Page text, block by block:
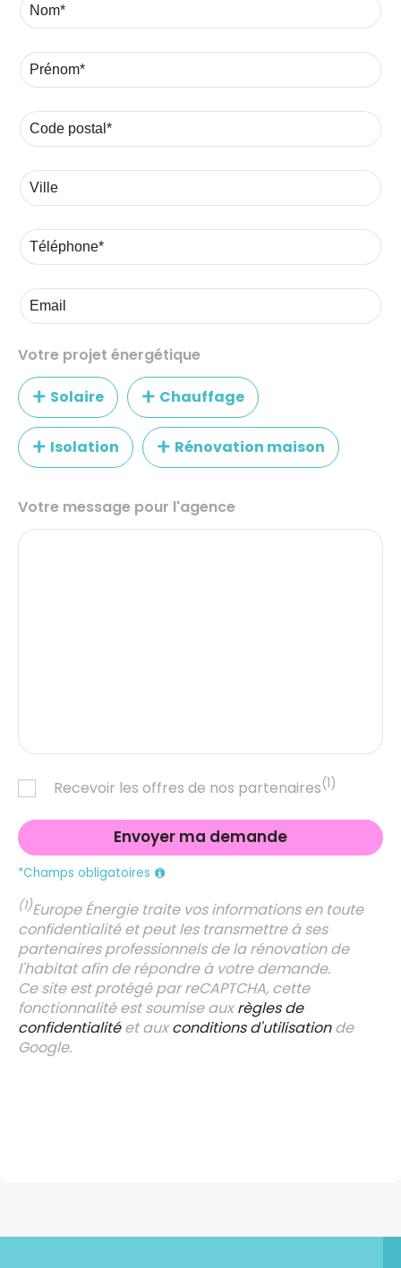
procéder à l’installation. L’intervention a été
ponctuelle et très agréable. Nous sommes
extrêmement satisfaits de la prestation et
nous envisageons déjà de faire appel à eux
dans un an pour l’installation de panneaux
l’équipe pour leur sérieux et leur
Europe Énergie Vendée sans hésitation.
Votre projet énergétique
Solaire Chauffage
Isolation Rénovation maison
Votre message pour l'agence
Recevoir les offres de nos partenaires(1)
*Champs obligatoires
(1)Europe Énergie traite vos informations en toute
confidentialité et peut les transmettre à ses
partenaires professionnels de la rénovation de
l'habitat afin de répondre à votre demande.
Ce site est protégé par reCAPTCHA, cette
fonctionnalité est soumise auxrègles de
confidentialitéet auxconditions d'utilisationde
Google.